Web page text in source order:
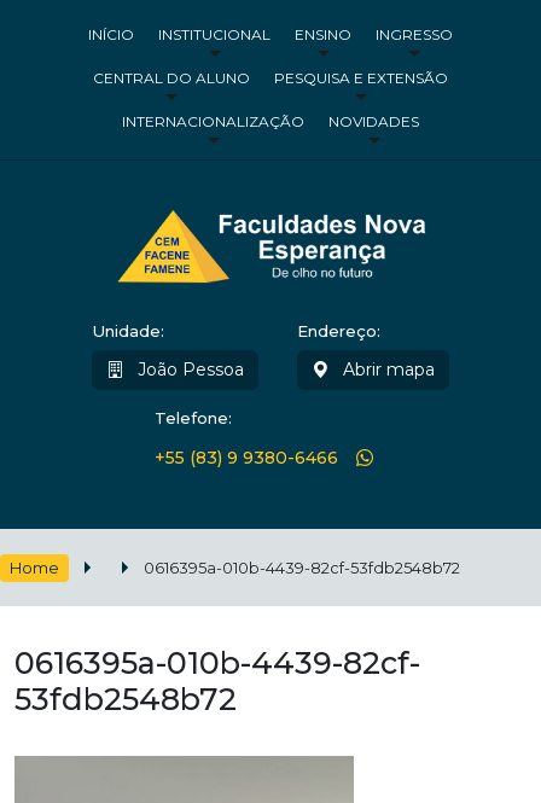
INÍCIO INSTITUCIONAL ENSINO INGRESSO
CENTRAL DO ALUNO PESQUISA E EXTENSÃO
INTERNACIONALIZAÇÃO NOVIDADES
Unidade:
João Pessoa
Endereço:
Abrir mapa
Telefone:
+55 (83) 9 9380-6466
Home 0616395a-010b-4439-82cf-53fdb2548b72
0616395a-010b-4439-82cf-
53fdb2548b72